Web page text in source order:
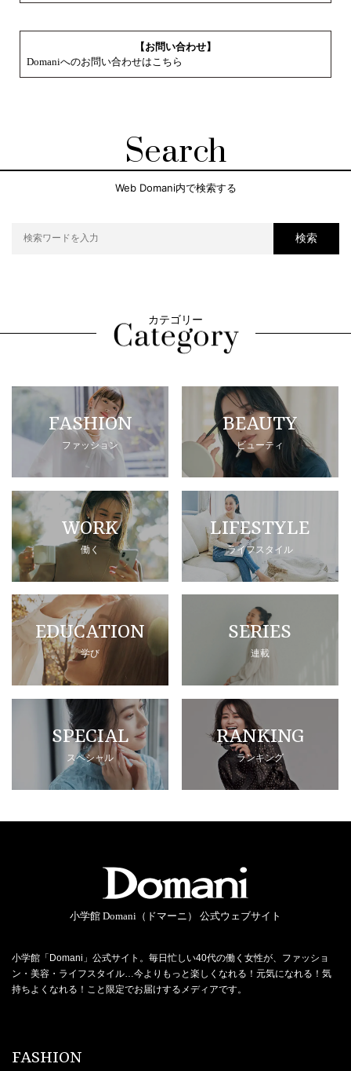
【お問い合わせ】
Domaniへのお問い合わせはこちら
Search
Web Domani内で検索する
検索
カテゴリー
FASHION
ファッション
BEAUTY
ビューティ
WORK
働く
LIFESTYLE
ライフスタイル
EDUCATION
学び
SERIES
連載
SPECIAL
スペシャル
RANKING
ランキング
小学館 Domani（ドマーニ） 公式ウェブサイト
小学館「Domani」公式サイト。毎日忙しい40代の働く女性が、ファッショ
ン・美容・ライフスタイル…今よりもっと楽しくなれる！元気になれる！気
持ちよくなれる！こと限定でお届けするメディアです。
FASHION